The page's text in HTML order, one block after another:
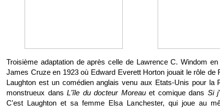
Troisième adaptation de après celle de Lawrence C. Windom
James Cruze en 1923 où Edward Everett Horton jouait le rôle de
Laughton est un comédien anglais venu aux Etats-Unis pour la
monstrueux dans L'île du docteur Moreauet comique dans Si
C'est Laughton et sa femme Elsa Lanchester, qui joue au